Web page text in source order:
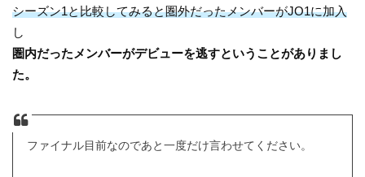
シーズン1と比較してみると圏外だったメンバーがJO1に加入
し
圏内だったメンバーがデビューを逃すということがありまし
た。
ファイナル目前なのであと一度だけ言わせてください。